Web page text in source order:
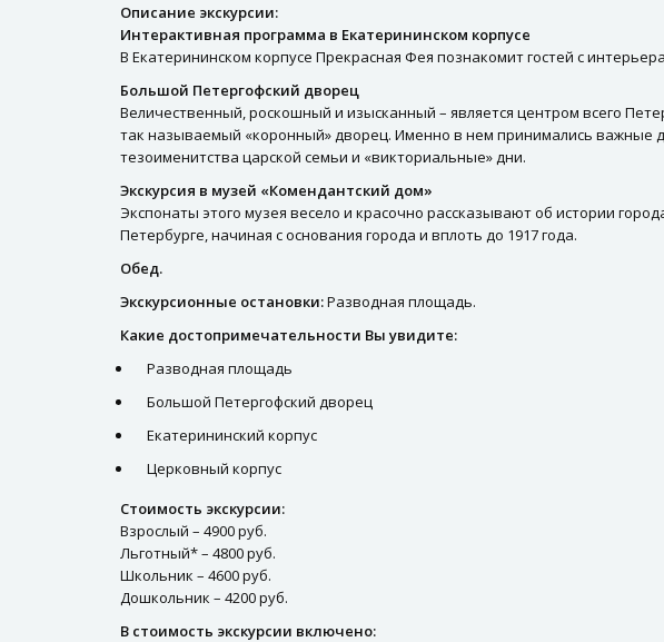
Описание экскурсии:
Интерактивная программа в Екатерининском корпусе
В Екатерининском корпусе Прекрасная Фея познакомит гостей с
Большой Петергофский дворец
Величественный, роскошный и изысканный – является центром всего
так называемый «коронный» дворец. Именно в нем принимались важные
тезоименитства царской семьи и «викториальные» дни.
Экскурсия в музей «Комендантский дом»
Экспонаты этого музея весело и красочно рассказывают об истории
Петербурге, начиная с основания города и вплоть до 1917 года.
Обед.
Экскурсионные остановки:Разводная площадь.
Какие достопримечательности Вы увидите:
Разводная площадь
Большой Петергофский дворец
Екатерининский корпус
Церковный корпус
Стоимость экскурсии:
Взрослый – 4900 руб.
Льготный* – 4800 руб.
Школьник – 4600 руб.
Дошкольник – 4200 руб.
В стоимость экскурсии включено: